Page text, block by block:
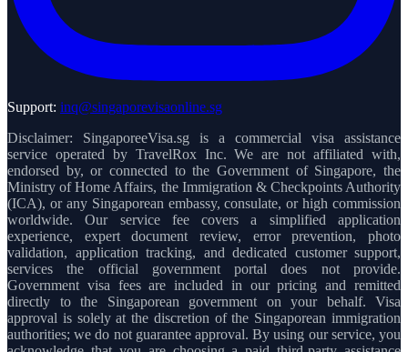
Support: inq@singaporevisaonline.sg
Disclaimer: SingaporeeVisa.sg is a commercial visa assistance
service operated by TravelRox Inc. We are not affiliated with,
endorsed by, or connected to the Government of Singapore, the
Ministry of Home Affairs, the Immigration & Checkpoints Authority
(ICA), or any Singaporean embassy, consulate, or high commission
worldwide. Our service fee covers a simplified application
experience, expert document review, error prevention, photo
validation, application tracking, and dedicated customer support,
services the official government portal does not provide.
Government visa fees are included in our pricing and remitted
directly to the Singaporean government on your behalf. Visa
approval is solely at the discretion of the Singaporean immigration
authorities; we do not guarantee approval. By using our service, you